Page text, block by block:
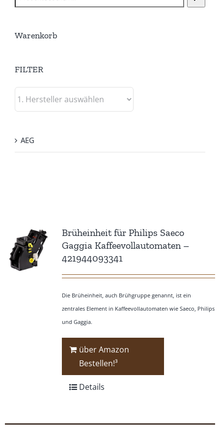
Brüheinheit für Philips Saeco
Gaggia Kaffeevollautomaten –
421944093341
Die Brüheinheit, auch Brühgruppe genannt, ist ein
zentrales Element in Kaffeevollautomaten wie Saeco, Philips
und Gaggia.
über Amazon
Bestellen!³
Details
Warenkorb
FILTER
AEG